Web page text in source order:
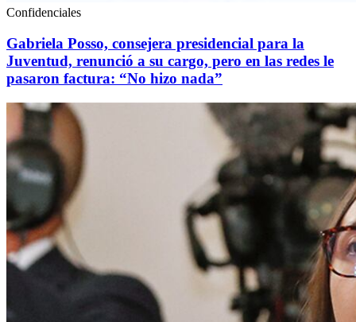
Confidenciales
Gabriela Posso, consejera presidencial para la
Juventud, renunció a su cargo, pero en las redes le
pasaron factura: “No hizo nada”